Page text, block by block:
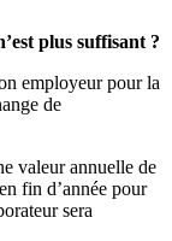
plus suffisant ?
employeur pour la
de
valeur annuelle de
fin d’année pour
sera